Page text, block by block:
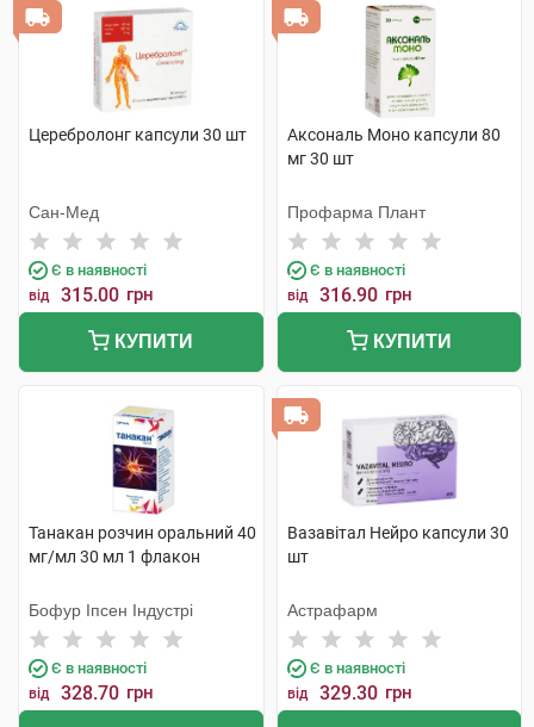
Церебролонг капсули 30 шт
Cан-Мед
Є в наявності
від 315.00 грн
КУПИТИ
Аксональ Моно капсули 80
мг 30 шт
Профарма Плант
Є в наявності
від 316.90 грн
КУПИТИ
Танакан розчин оральний 40
мг/мл 30 мл 1 флакон
Бофур Іпсен Індустрі
Є в наявності
від 328.70 грн
Вазавітал Нейро капсули 30
шт
Астрафарм
Є в наявності
від 329.30 грн